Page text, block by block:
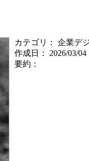
カテゴリ：
企業デ
作成日：
2026/03/04
要約：